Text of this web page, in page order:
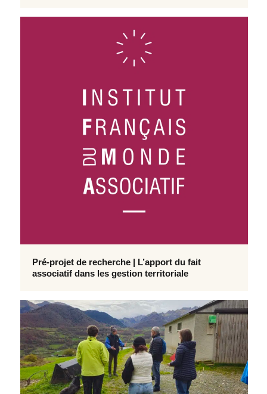
Pré-projet de recherche | L’apport du fait
associatif dans les gestion territoriale